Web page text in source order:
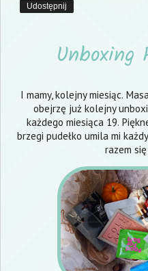
Udostępnij
Unboxing
I mamy, kolejny miesiąc.
obejrzę już kolejny
każdego miesiąca 19.
brzegi pudełko umila mi
razem